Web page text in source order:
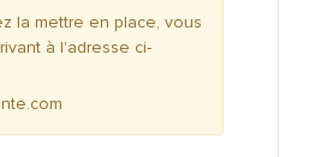
la mettre en place, vous
à l'adresse ci-